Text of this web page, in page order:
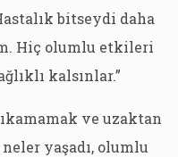
bitseydi daha
Hiç olumlu etkileri
kalsınlar.”
ve uzaktan
yaşadı, olumlu